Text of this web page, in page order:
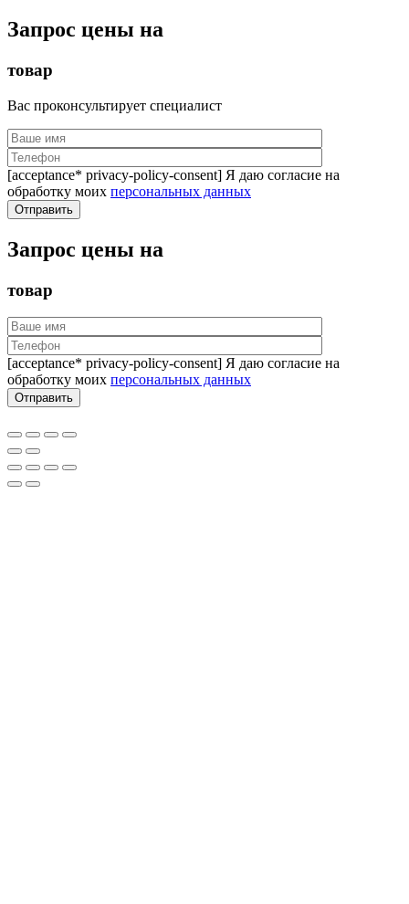
Запрос цены на
товар
Вас проконсультирует специалист
[acceptance* privacy-policy-consent] Я даю согласие на
обработку моих персональных данных
Запрос цены на
товар
[acceptance* privacy-policy-consent] Я даю согласие на
обработку моих персональных данных